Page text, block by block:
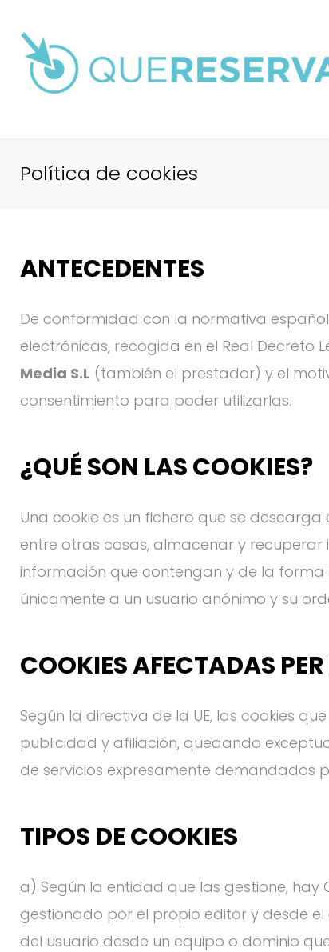
contenido
Política de cookies
Política
de
cookies
ANTECEDENTES
De conformidad con la normativa
electrónicas, recogida en el Real Decreto
Media S.L (también el prestador) y el
consentimiento para poder utilizarlas.
¿QUÉ SON LAS COOKIES?
Una cookie es un fichero que se
entre otras cosas, almacenar y
información que contengan y de la forma
únicamente a un usuario anónimo y su
COOKIES AFECTADAS
Según la directiva de la UE, las cookies
publicidad y afiliación, quedando
de servicios expresamente demandados
TIPOS DE COOKIES
a) Según la entidad que las gestione,
gestionado por el propio editor y desde
del usuario desde un equipo o dominio